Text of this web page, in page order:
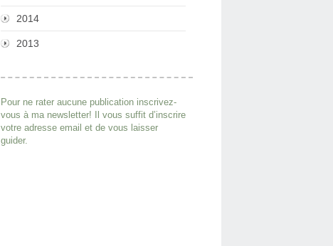
2014
2013
Pour ne rater aucune publication inscrivez-
vous à ma newsletter! Il vous suffit d’inscrire
votre adresse email et de vous laisser
guider.